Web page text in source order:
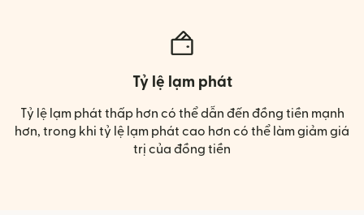
Tỷ lệ lạm phát
Tỷ lệ lạm phát thấp hơn có thể dẫn đến đồng tiền mạnh
hơn, trong khi tỷ lệ lạm phát cao hơn có thể làm giảm giá
trị của đồng tiền